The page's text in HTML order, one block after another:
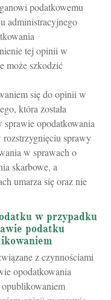
podatkowemu
administracyjnego
tej opinii w
może szkodzić
się do opinii w
która została
opodatkowania
sprawy
w sprawach o
skarbowe, a
umarza się oraz nie
w przypadku
podatku
z czynnościami
opodatkowania